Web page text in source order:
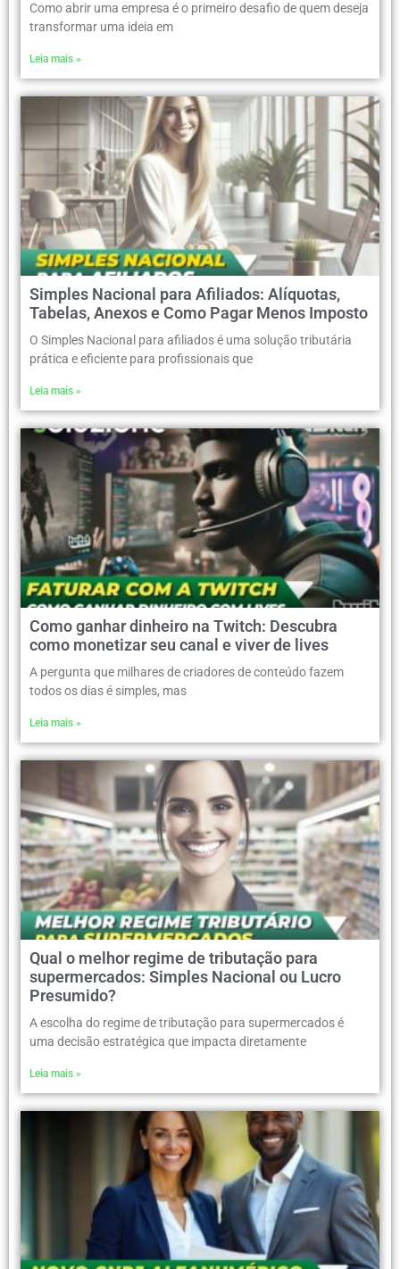
Como abrir uma empresa é o primeiro desafio de quem deseja
transformar uma ideia em
Leia mais »
Simples Nacional para Afiliados: Alíquotas,
Tabelas, Anexos e Como Pagar Menos Imposto
O Simples Nacional para afiliados é uma solução tributária
prática e eficiente para profissionais que
Leia mais »
Como ganhar dinheiro na Twitch: Descubra
como monetizar seu canal e viver de lives
A pergunta que milhares de criadores de conteúdo fazem
todos os dias é simples, mas
Leia mais »
Qual o melhor regime de tributação para
supermercados: Simples Nacional ou Lucro
Presumido?
A escolha do regime de tributação para supermercados é
uma decisão estratégica que impacta diretamente
Leia mais »